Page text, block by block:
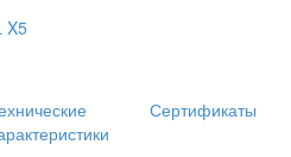
X5
Сертификаты